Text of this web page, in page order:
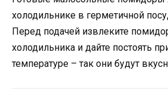
холодильнике в герметичной
Перед подачей извлеките
холодильника и дайте постоять
температуре – так они будут